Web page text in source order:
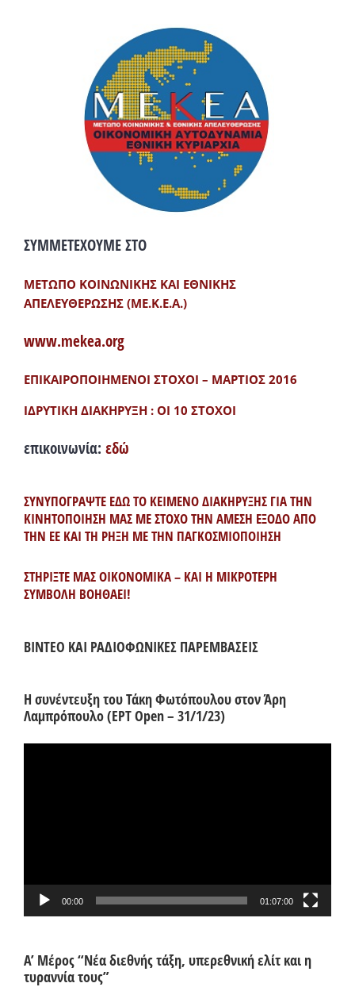
ΣΥΜΜΕΤΕΧΟΥΜΕ ΣΤΟ
ΜΕΤΩΠΟ ΚΟΙΝΩΝΙΚΗΣ ΚΑΙ ΕΘΝΙΚΗΣ
ΑΠΕΛΕΥΘΕΡΩΣΗΣ (ΜΕ.Κ.Ε.Α.)
www.mekea.org
ΕΠΙΚΑΙΡΟΠΟΙΗΜΕΝΟΙ ΣΤΟΧΟΙ – ΜΑΡΤΙΟΣ 2016
ΙΔΡΥΤΙΚΗ ΔΙΑΚΗΡΥΞΗ : ΟΙ 10 ΣΤΟΧΟΙ
επικοινωνία: εδώ
ΣΥΝΥΠΟΓΡΑΨΤΕ ΕΔΩ ΤΟ ΚΕΙΜΕΝΟ ΔΙΑΚΗΡΥΞΗΣ ΓΙΑ ΤΗΝ
ΚΙΝΗΤΟΠΟΙΗΣΗ ΜΑΣ ΜΕ ΣΤΟΧΟ ΤΗΝ ΑΜΕΣΗ ΕΞΟΔΟ ΑΠΟ
ΤΗΝ ΕΕ ΚΑΙ ΤΗ ΡΗΞΗ ΜΕ ΤΗΝ ΠΑΓΚΟΣΜΙΟΠΟΙΗΣΗ
ΣΤΗΡΙΞΤΕ ΜΑΣ ΟΙΚΟΝΟΜΙΚΑ – ΚΑΙ Η ΜΙΚΡΟΤΕΡΗ
ΣΥΜΒΟΛΗ ΒΟΗΘΑΕΙ!
ΒΙΝΤΕΟ ΚΑΙ ΡΑΔΙΟΦΩΝΙΚΕΣ ΠΑΡΕΜΒΑΣΕΙΣ
Η συνέντευξη του Τάκη Φωτόπουλου στον Άρη
Λαμπρόπουλο (ΕΡΤ Open – 31/1/23)
00:00 01:07:00
Α’ Μέρος “Νέα διεθνής τάξη, υπερεθνική ελίτ και η
τυραννία τους”